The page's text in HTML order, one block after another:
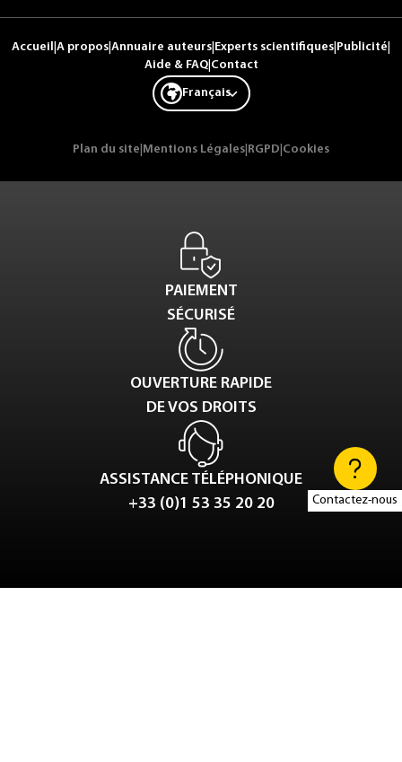
Contactez-nous
Accueil A propos Annuaire auteurs Experts scientifiques Publicité
Aide & FAQ| Contact
Français
Plan du site Mentions Légales RGPD Cookies
PAIEMENT
SÉCURISÉ
OUVERTURE RAPIDE
DE VOS DROITS
ASSISTANCE TÉLÉPHONIQUE
+33 (0)1 53 35 20 20